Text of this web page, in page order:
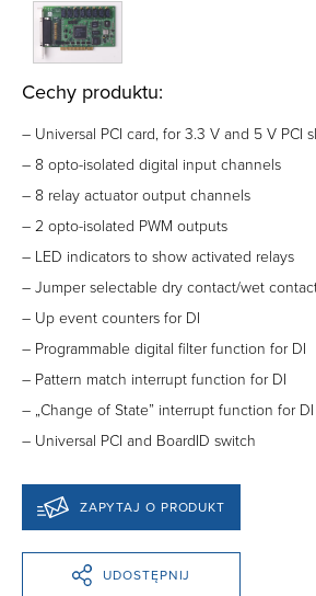
Cechy produktu:
– Universal PCI card, for 3.3 V and 5 V PCI
– 8 opto-isolated digital input channels
– 8 relay actuator output channels
– 2 opto-isolated PWM outputs
– LED indicators to show activated relays
– Jumper selectable dry contact/wet
– Up event counters for DI
– Programmable digital filter function for DI
– Pattern match interrupt function for DI
– „Change of State” interrupt function for DI
– Universal PCI and BoardID switch
ZAPYTAJ O PRODUKT
UDOSTĘPNIJ